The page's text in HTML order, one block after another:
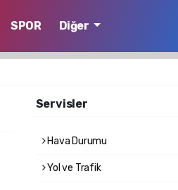
SPOR
Diğer
Servisler
Hava Durumu
Yol ve Trafik